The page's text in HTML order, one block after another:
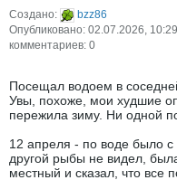
Создано:
bzz86
Опубликовано: 02.07.2026, 10:29
комментариев: 0
Посещал водоем в
Увы, похоже, мои худшие
пережила зиму. Ни одной
12 апреля - по воде было с
другой рыбы не видел,
местный и сказал, что все